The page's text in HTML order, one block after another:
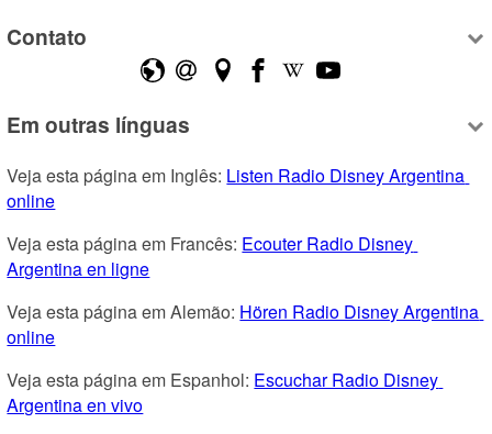
Contato
Em outras línguas
Veja esta página em Inglês: Listen Radio Disney Argentina
online
Veja esta página em Francês: Ecouter Radio Disney
Argentina en ligne
Veja esta página em Alemão: Hören Radio Disney Argentina
online
Veja esta página em Espanhol: Escuchar Radio Disney
Argentina en vivo